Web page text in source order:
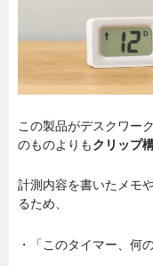
この製品がデスクワー
のものよりもクリップ
計測内容を書いたメモ
るため、
・「このタイマー、何